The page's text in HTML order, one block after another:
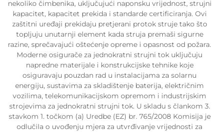
nekoliko čimbenika, uključujući naponsku vrijednost, strujni
kapacitet, kapacitet prekida i standarde certificiranja. Ovi
zaštitni uređaji prekidaju pretjerani protok struje tako što
topljuju unutarnji element kada struja premaši sigurne
razine, sprečavajući oštećenje opreme i opasnost od požara.
Moderne osigurače za jednokratni strujni tok uključuju
napredne materijale i konstrukcijske tehnike koje
osiguravaju pouzdan rad u instalacijama za solarnu
energiju, sustavima za skladištenje baterija, električnim
vozilima, telekomunikacijskom opremom i industrijskim
strojevima za jednokratni strujni tok. U skladu s člankom 3.
stavkom 1. točkom (a) Uredbe (EZ) br. 765/2008 Komisija je
odlučila o uvođenju mjera za utvrđivanje vrijednosti za